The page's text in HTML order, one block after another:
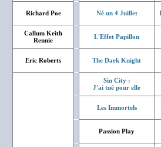
Richard Poe Né un 4 Juillet
Callum Keith
Rennie
L'Effet Papillon
Eric Roberts The Dark Knight
Sin City :
J'ai tué pour elle
Les Immortels
Passion Play